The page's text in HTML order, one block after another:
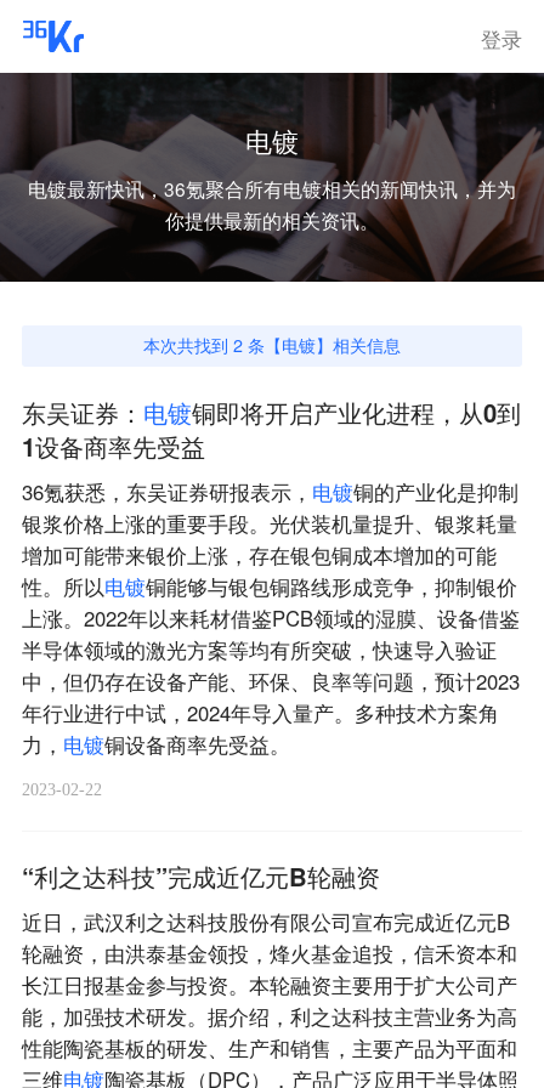
登录
电镀
电镀最新快讯，36氪聚合所有电镀相关的新闻快讯，并为
你提供最新的相关资讯。
本次共找到 2 条【电镀】相关信息
东吴证券： 电镀铜即将开启产业化进程，从0到
1设备商率先受益
36氪获悉，东吴证券研报表示， 电镀铜的产业化是抑制
银浆价格上涨的重要手段。光伏装机量提升、银浆耗量
增加可能带来银价上涨，存在银包铜成本增加的可能
性。所以电镀铜能够与银包铜路线形成竞争，抑制银价
上涨。2022年以来耗材借鉴PCB领域的湿膜、设备借鉴
半导体领域的激光方案等均有所突破，快速导入验证
中，但仍存在设备产能、环保、良率等问题，预计2023
年行业进行中试，2024年导入量产。多种技术方案角
力， 电镀铜设备商率先受益。
2023-02-22
“利之达科技”完成近亿元B轮融资
近日，武汉利之达科技股份有限公司宣布完成近亿元B
轮融资，由洪泰基金领投，烽火基金追投，信禾资本和
长江日报基金参与投资。本轮融资主要用于扩大公司产
能，加强技术研发。据介绍，利之达科技主营业务为高
性能陶瓷基板的研发、生产和销售，主要产品为平面和
三维电镀陶瓷基板（DPC），产品广泛应用于半导体照